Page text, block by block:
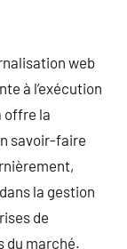
web
à l’exécution
offre la
savoir-faire
la gestion
de
du marché.